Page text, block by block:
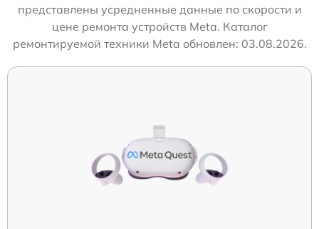
представлены усредненные данные по скорости и
цене ремонта устройств Meta. Каталог
ремонтируемой техники Meta обновлен: 03.08.2026.